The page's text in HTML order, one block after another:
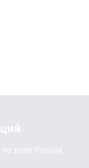
всей России